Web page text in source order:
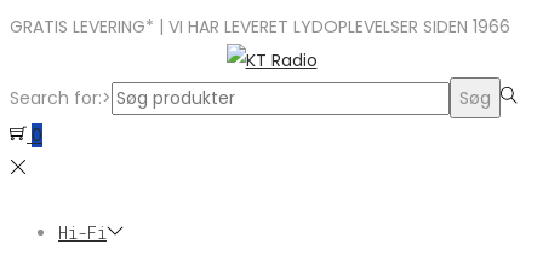
GRATIS LEVERING* | VI HAR LEVERET LYDOPLEVELSER SIDEN 1966
Search for:>
Søg
0
Hi-Fi